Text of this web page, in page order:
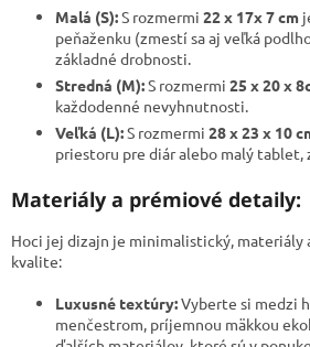
Malá (S):S rozmermi 22 x 17x 7 cm
peňaženku (zmestí sa aj veľká
základné drobnosti.
Stredná (M):S rozmermi 25 x 20 x
každodenné nevyhnutnosti.
Veľká (L):S rozmermi 28 x 23 x 10
priestoru pre diár alebo malý tablet,
Materiály a prémiové detaily:
​Hoci jej dizajn je minimalistický, materiály
kvalite:
Luxusné textúry:Vyberte si medzi
menčestrom, príjemnou mäkkou